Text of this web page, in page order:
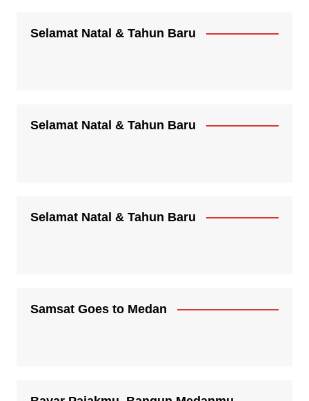
Selamat Natal & Tahun Baru
Selamat Natal & Tahun Baru
Selamat Natal & Tahun Baru
Samsat Goes to Medan